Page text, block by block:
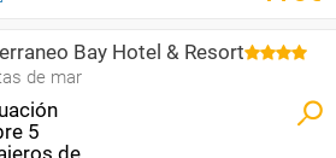
Bay Hotel & Resort
de mar